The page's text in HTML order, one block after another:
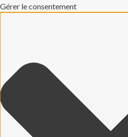
Gérer le consentement